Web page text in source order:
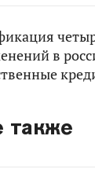
в
также